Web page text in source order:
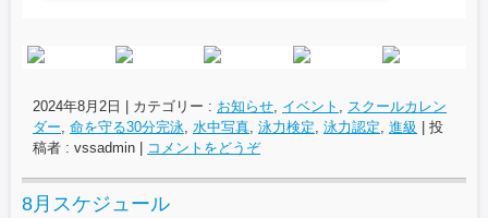
2024年8月2日 | カテゴリー : お知らせ イベント
スクールカレン
ダー 命を守る30分完泳 水中写真 泳力検定 泳力認定 進級 | 投
稿者 : vssadmin | コメントをどうぞ
8月スケジュール